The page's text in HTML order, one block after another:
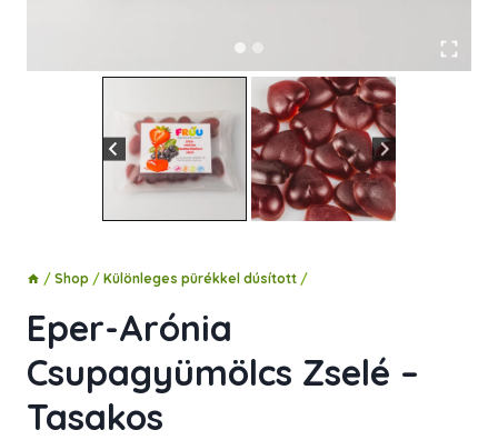
/ Shop / Különleges pürékkel dúsított /
Eper-Arónia
Csupagyümölcs Zselé –
Tasakos